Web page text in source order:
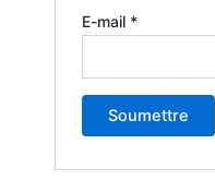
E-mail *